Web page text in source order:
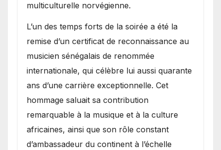
multiculturelle norvégienne.
​L’un des temps forts de la soirée a été la
remise d’un certificat de reconnaissance au
musicien sénégalais de renommée
internationale, qui célèbre lui aussi quarante
ans d’une carrière exceptionnelle. Cet
hommage saluait sa contribution
remarquable à la musique et à la culture
africaines, ainsi que son rôle constant
d’ambassadeur du continent à l’échelle